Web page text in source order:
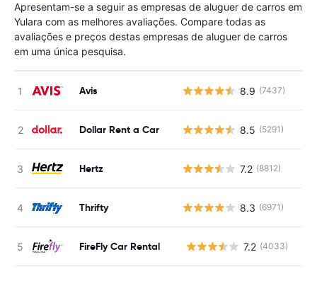
Apresentam-se a seguir as empresas de aluguer de carros em
Yulara com as melhores avaliações. Compare todas as
avaliações e preços destas empresas de aluguer de carros
em uma única pesquisa.
Avis 8.9 (7437)
Dollar Rent a Car 8.5 (5291)
Hertz 7.2 (8812)
Thrifty 8.3 (6971)
FireFly Car Rental 7.2 (4033)